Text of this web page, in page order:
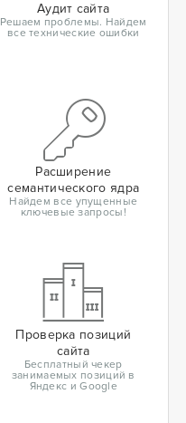
Аудит сайта
Решаем проблемы. Найдем
все технические ошибки
Расширение
семантического ядра
Найдем все упущенные
ключевые запросы!
Проверка позиций
сайта
Бесплатный чекер
занимаемых позиций в
Яндекс и Google